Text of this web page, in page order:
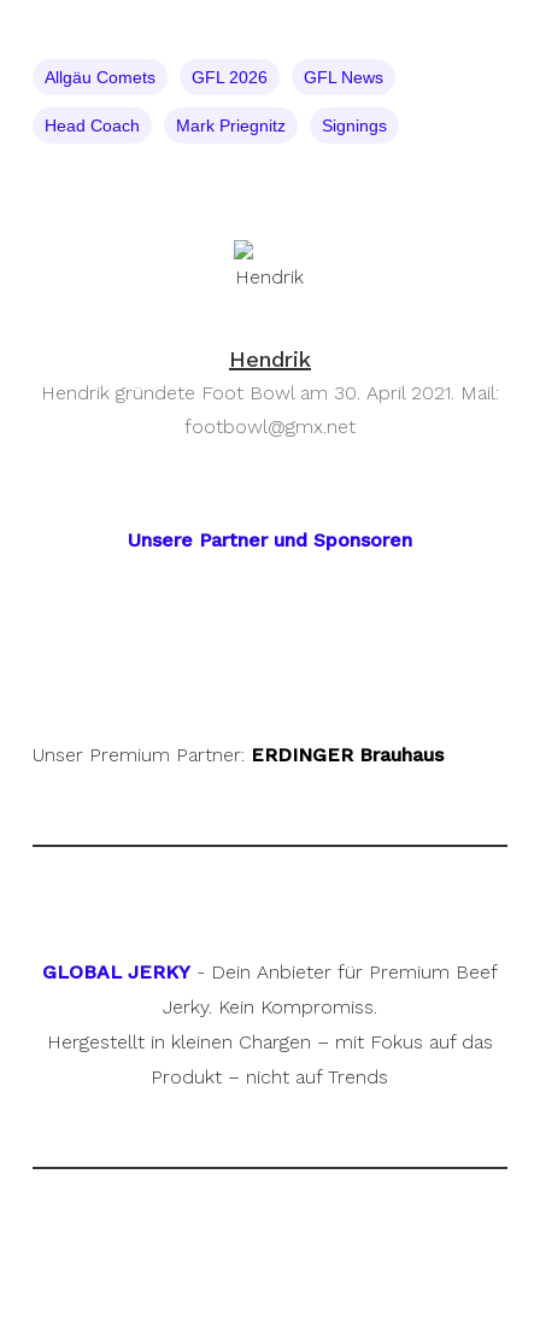
Allgäu Comets GFL 2026 GFL News
Head Coach Mark Priegnitz Signings
Hendrik
Hendrik gründete Foot Bowl am 30. April 2021. Mail:
footbowl@gmx.net
Unsere Partner und Sponsoren
Unser Premium Partner: ERDINGER Brauhaus
GLOBAL JERKY- Dein Anbieter für Premium Beef
Jerky. Kein Kompromiss.
Hergestellt in kleinen Chargen – mit Fokus auf das
Produkt – nicht auf Trends